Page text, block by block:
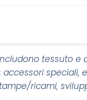
tessuto e
accessori speciali,
ricami,